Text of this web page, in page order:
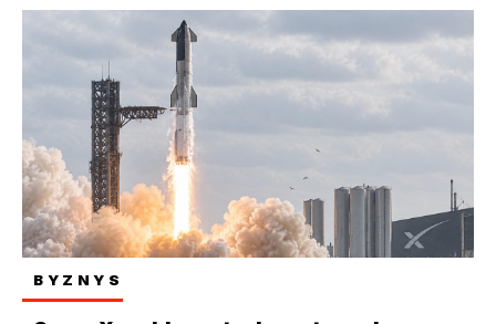
BYZNYS